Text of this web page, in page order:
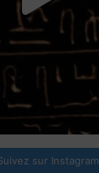
sur Instagram